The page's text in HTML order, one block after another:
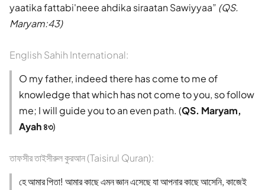
yaatika fattabi'neee ahdika siraatan Sawiyyaa (QS.
Maryam:43)
English Sahih International:
O my father, indeed there has come to me of
knowledge that which has not come to you, so follow
me; I will guide you to an even path. (QS. Maryam,
Ayah ৪৩)
তাফসীর তাইসীরুল কুরআন (Taisirul Quran):
হে আমার পিতা! আমার কাছে এমন জ্ঞান এসেছে যা আপনার কাছে আসেনি, কাজেই